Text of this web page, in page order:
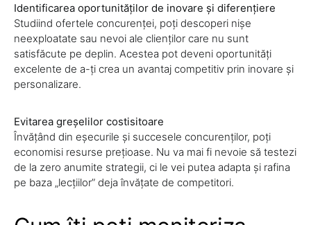
Identificarea oportunităților de inovare și diferențiere
Studiind ofertele concurenței, poți descoperi nișe
neexploatate sau nevoi ale clienților care nu sunt
satisfăcute pe deplin. Acestea pot deveni oportunități
excelente de a-ți crea un avantaj competitiv prin inovare și
personalizare.
Evitarea greșelilor costisitoare
Învățând din eșecurile și succesele concurenților, poți
economisi resurse prețioase. Nu va mai fi nevoie să testezi
de la zero anumite strategii, ci le vei putea adapta și rafina
pe baza „lecțiilor” deja învățate de competitori.